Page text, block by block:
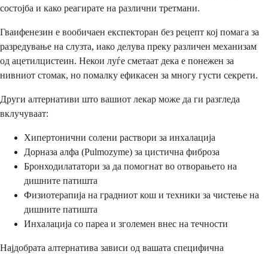
состојба и како реагирате на различни третмани.
Гваифенезин е вообичаен експекторан без рецепт кој помага за
разредување на слузта, иако делува преку различен механизам
од ацетилцистеин. Некои луѓе сметаат дека е понежен за
нивниот стомак, но помалку ефикасен за многу густи секрети.
Други алтернативи што вашиот лекар може да ги разгледа
вклучуваат:
Хипертонични солени раствори за инхалација
Дорназа алфа (Pulmozyme) за цистична фиброза
Бронходилататори за да помогнат во отворањето на
дишните патишта
Физиотерапија на градниот кош и техники за чистење на
дишните патишта
Инхалација со пареа и зголемен внес на течности
Најдобрата алтернатива зависи од вашата специфична